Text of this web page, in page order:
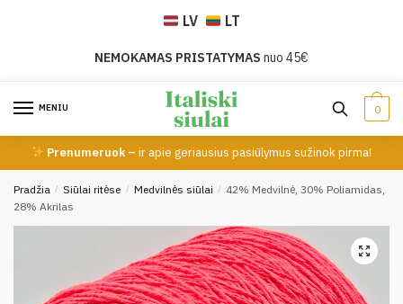
LV LT
NEMOKAMAS PRISTATYMAS nuo 45€
MENIU 0
Prenumeruok –ir apie geriausius pasiūlymus sužinok pirma!
Pradžia / Siūlai ritėse / Medvilnės siūlai / 42% Medvilnė, 30% Poliamidas,
28% Akrilas